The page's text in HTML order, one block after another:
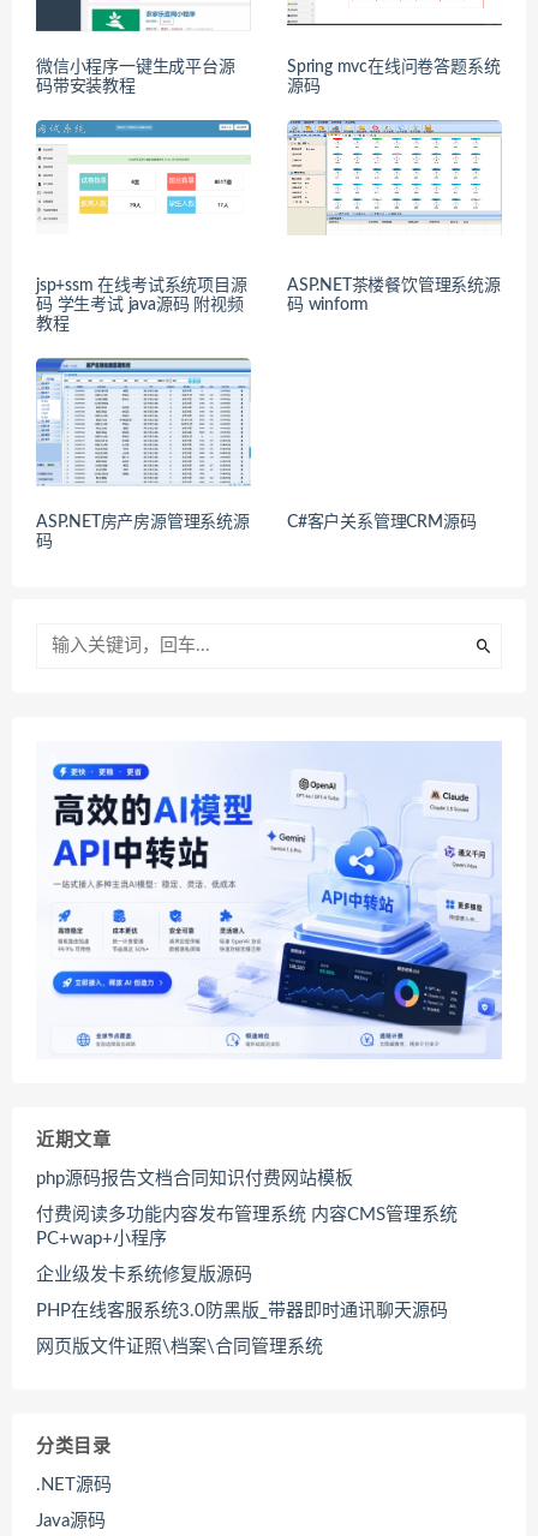
微信小程序一键生成平台源
码带安装教程
Spring mvc在线问卷答题系统
源码
jsp+ssm 在线考试系统项目源
码 学生考试 java源码 附视频
教程
ASP.NET茶楼餐饮管理系统源
码 winform
ASP.NET房产房源管理系统源
码
C#客户关系管理CRM源码
近期文章
php源码报告文档合同知识付费网站模板
付费阅读多功能内容发布管理系统 内容CMS管理系统
PC+wap+小程序
企业级发卡系统修复版源码
PHP在线客服系统3.0防黑版_带器即时通讯聊天源码
网页版文件证照\档案\合同管理系统
分类目录
.NET源码
Java源码